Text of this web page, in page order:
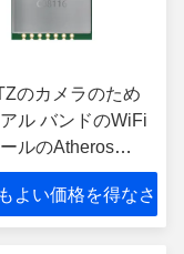
のカメラのため
ル バンドのWiFi
ルのAtheros
USB WiFiの破
よい価格を得なさ